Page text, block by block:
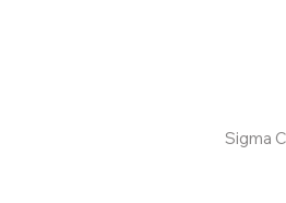
Sigma